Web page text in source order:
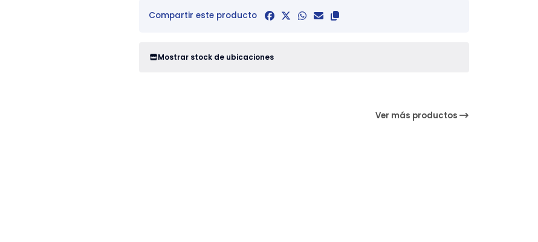
Compartir este producto
Mostrar stock de ubicaciones
Ver más productos